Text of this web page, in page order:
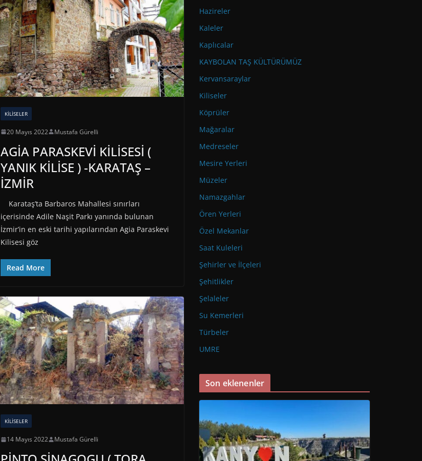
KILISELER
20 Mayıs 2022 Mustafa Gürelli
AGİA PARASKEVİ KİLİSESİ (
YANIK KİLİSE ) -KARATAŞ –
İZMİR
Karataş’ta Barbaros Mahallesi sınırları
içerisinde Adile Naşit Parkı yanında bulunan
İzmir’in en eski tarihi yapılarından Agia Paraskevi
Kilisesi göz
Read More
KILISELER
14 Mayıs 2022 Mustafa Gürelli
Hazireler
Kaleler
Kaplıcalar
KAYBOLAN TAŞ KÜLTÜRÜMÜZ
Kervansaraylar
Kiliseler
Köprüler
Mağaralar
Medreseler
Mesire Yerleri
Müzeler
Namazgahlar
Ören Yerleri
Özel Mekanlar
Saat Kuleleri
Şehirler ve İlçeleri
Şehitlikler
Şelaleler
Su Kemerleri
Türbeler
UMRE
Son eklenenler